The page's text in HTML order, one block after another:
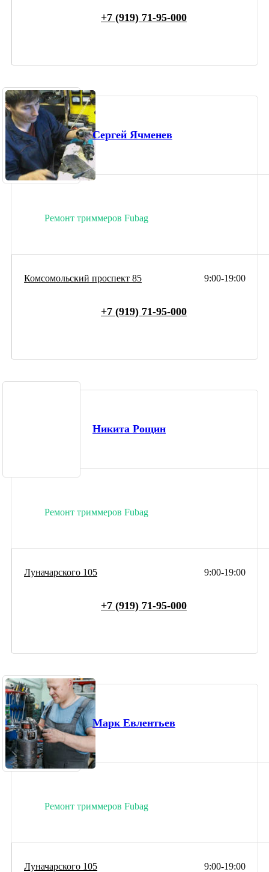
+7 (919) 71-95-000
Сергей Ячменев
Ремонт триммеров Fubag
9:00-19:00
Комсомольский проспект 85
+7 (919) 71-95-000
Никита Рощин
Ремонт триммеров Fubag
9:00-19:00
Луначарского 105
+7 (919) 71-95-000
Марк Евлентьев
Ремонт триммеров Fubag
9:00-19:00
Луначарского 105